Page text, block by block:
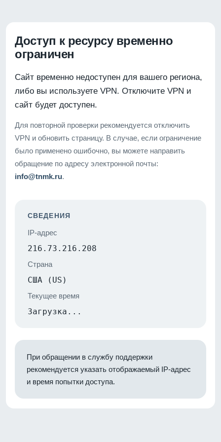
Доступ к ресурсу временно
ограничен
Сайт временно недоступен для вашего региона,
либо вы используете VPN. Отключите VPN и
сайт будет доступен.
Для повторной проверки рекомендуется отключить
VPN и обновить страницу. В случае, если ограничение
было применено ошибочно, вы можете направить
обращение по адресу электронной почты:
info@tnmk.ru.
СВЕДЕНИЯ
IP-адрес
216.73.216.208
Страна
США (US)
Текущее время
Загрузка...
При обращении в службу поддержки
рекомендуется указать отображаемый IP-адрес
и время попытки доступа.